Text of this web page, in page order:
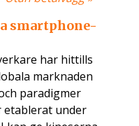
smartphone-
har hittills
marknaden
paradigmer
etablerat under